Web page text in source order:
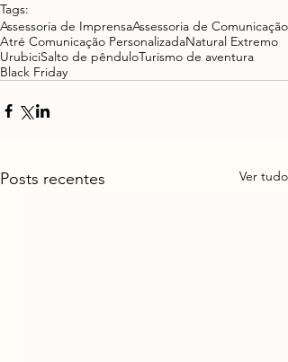
Tags:
Assessoria de ImprensaAssessoria de Comunicação
Atré Comunicação PersonalizadaNatural Extremo
UrubiciSalto de pênduloTurismo de aventura
Black Friday
Posts recentes Ver tudo